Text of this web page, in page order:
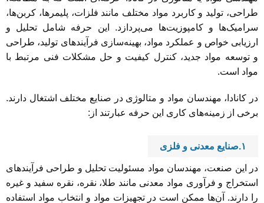
طراحی، تولید و کاربرد مواد مختلف مانند فلزات، پلیمرها، کربن‌ها،
سرامیک‌ها و کامپوزیت‌ها می‌پردازد. این حرفه شامل تحلیل و
ارزیابی خواص و عملکرد مواد، بهینه‌سازی فرآیندهای تولید، طراحی
و توسعه مواد جدید، کنترل کیفیت و حل مشکلات فنی مرتبط با
مواد است.
در کانادا، مهندسان مواد و متالوژی در صنایع مختلف اشتغال دارند.
برخی از زمینه‌های کاری این حرفه عبارتند از:
۱.صنایع معدنی و فلزی
در این صنعت، مهندسان مواد مسئولیت تحلیل و طراحی فرآیندهای
استخراج و فرآوری مواد معدنی مانند طلا، نقره، نقره سفید و غیره
را دارند. آن‌ها ممکن است در تجهیزات مواد و انتخاب مواد استفاده